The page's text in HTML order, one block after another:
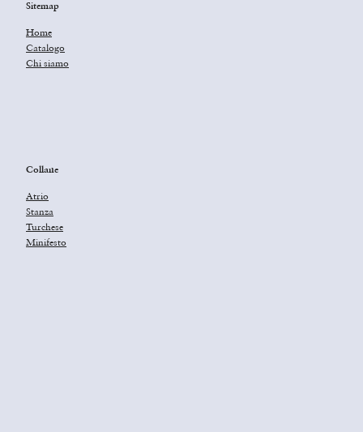
Sitemap
Home
Catalogo
Chi siamo
Collane
Atrio
Stanza
Turchese
Minifesto